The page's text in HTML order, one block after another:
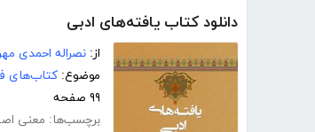
دانلود کتاب یافته‌های ادبی
از: نصراله احمدی مهر
موضوع: کتاب‌های
۹۹ صفحه
برچسب‌ها: معنی